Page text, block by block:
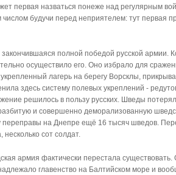
первая назваться понеже над регулярным
будучи перед неприятелем: тут первая
полной победой русской армии.
осуществило его. Оно избрало для
лагерь на берегу Ворсклы,
здесь систему полевых укреплений -
решилось в пользу русских. Шведы
и совершенно деморализованную
на Днепре ещё 16 тысяч шведов.
сот солдат.
армия фактически перестала
главенство на Балтийском море и